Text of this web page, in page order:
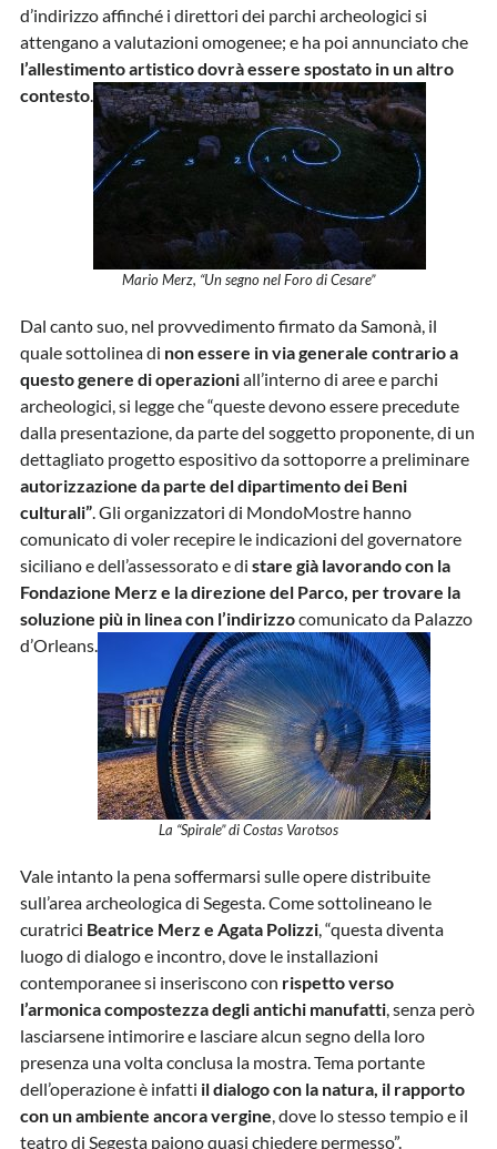
d’indirizzo affinché i direttori dei parchi archeologici si
attengano a valutazioni omogenee; e ha poi annunciato che
l’allestimento artistico dovrà essere spostato in un altro
contesto.
Mario Merz, “Un segno nel Foro di Cesare”
Dal canto suo, nel provvedimento firmato da Samonà, il
quale sottolinea di non essere in via generale contrario a
questo genere di operazioniall’interno di aree e parchi
archeologici, si legge che “queste devono essere precedute
dalla presentazione, da parte del soggetto proponente, di un
dettagliato progetto espositivo da sottoporre a preliminare
autorizzazione da parte del dipartimento dei Beni
culturali”. Gli organizzatori di MondoMostre hanno
comunicato di voler recepire le indicazioni del governatore
siciliano e dell’assessorato e di stare già lavorando con la
Fondazione Merz e la direzione del Parco, per trovare la
soluzione più in linea con l’indirizzocomunicato da Palazzo
d’Orleans.
La “Spirale” di Costas Varotsos
Vale intanto la pena soffermarsi sulle opere distribuite
sull’area archeologica di Segesta. Come sottolineano le
curatrici Beatrice Merz e Agata Polizzi, “questa diventa
luogo di dialogo e incontro, dove le installazioni
contemporanee si inseriscono con rispetto verso
l’armonica compostezza degli antichi manufatti, senza però
lasciarsene intimorire e lasciare alcun segno della loro
presenza una volta conclusa la mostra. Tema portante
dell’operazione è infatti il dialogo con la natura, il rapporto
con un ambiente ancora vergine, dove lo stesso tempio e il
teatro di Segesta paiono quasi chiedere permesso”.